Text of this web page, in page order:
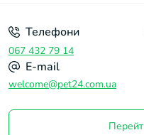
Телефони
067 432 79 14
E-mail
welcome@pet24.com.ua